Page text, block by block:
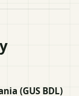
(GUS BDL)